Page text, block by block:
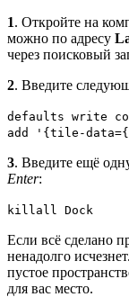
1. Откройте на
можно по адресу
через поисковый
2. Введите
defaults write
add '{tile-
3. Введите ещё
Enter:
killall Dock
Если всё сделано
ненадолго
пустое
для вас место.